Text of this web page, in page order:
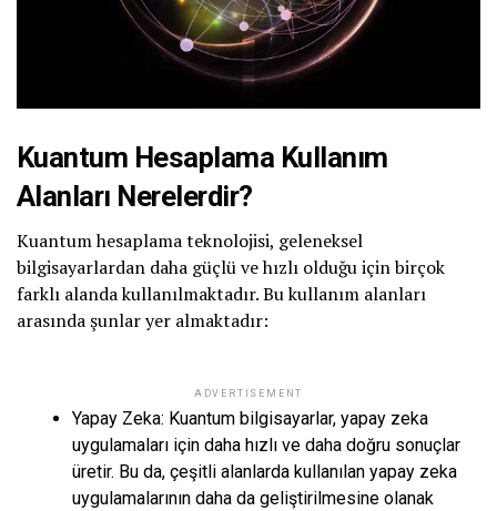
Kuantum Hesaplama Kullanım
Alanları Nerelerdir?
Kuantum hesaplama teknolojisi, geleneksel
bilgisayarlardan daha güçlü ve hızlı olduğu için birçok
farklı alanda kullanılmaktadır. Bu kullanım alanları
arasında şunlar yer almaktadır:
ADVERTISEMENT
Yapay Zeka: Kuantum bilgisayarlar, yapay zeka
uygulamaları için daha hızlı ve daha doğru sonuçlar
üretir. Bu da, çeşitli alanlarda kullanılan yapay zeka
uygulamalarının daha da geliştirilmesine olanak